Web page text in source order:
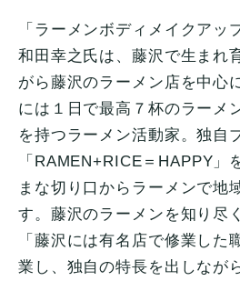
「ラーメンボディメイクアッ
和田幸之氏は、藤沢で生まれ
がら藤沢のラーメン店を中心
には１日で最高７杯のラーメ
を持つラーメン活動家。独自
「RAMEN+RICE＝HAPPY」
まな切り口からラーメンで地
す。藤沢のラーメンを知り尽
「藤沢には有名店で修業した
業し、独自の特長を出しなが